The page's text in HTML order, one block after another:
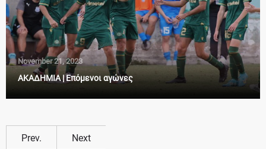
November 21, 2023
ΑΚΑΔΗΜΙΑ | Επόμενοι αγώνες
Prev. Next